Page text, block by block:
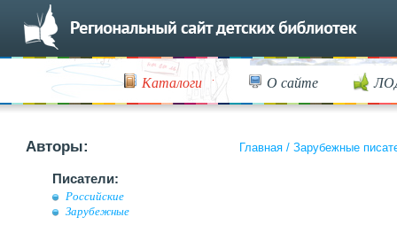
Каталоги О сайте
Авторы:
Писатели:
Российские
Зарубежные
Главная / Зарубежные